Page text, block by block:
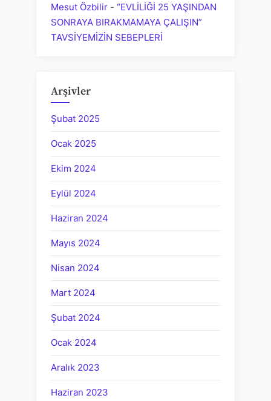
Mesut Özbilir - “EVLİLİĞİ 25 YAŞINDAN
SONRAYA BIRAKMAMAYA ÇALIŞIN”
TAVSİYEMİZİN SEBEPLERİ
Arşivler
Şubat 2025
Ocak 2025
Ekim 2024
Eylül 2024
Haziran 2024
Mayıs 2024
Nisan 2024
Mart 2024
Şubat 2024
Ocak 2024
Aralık 2023
Haziran 2023